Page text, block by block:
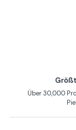
Über 30,000